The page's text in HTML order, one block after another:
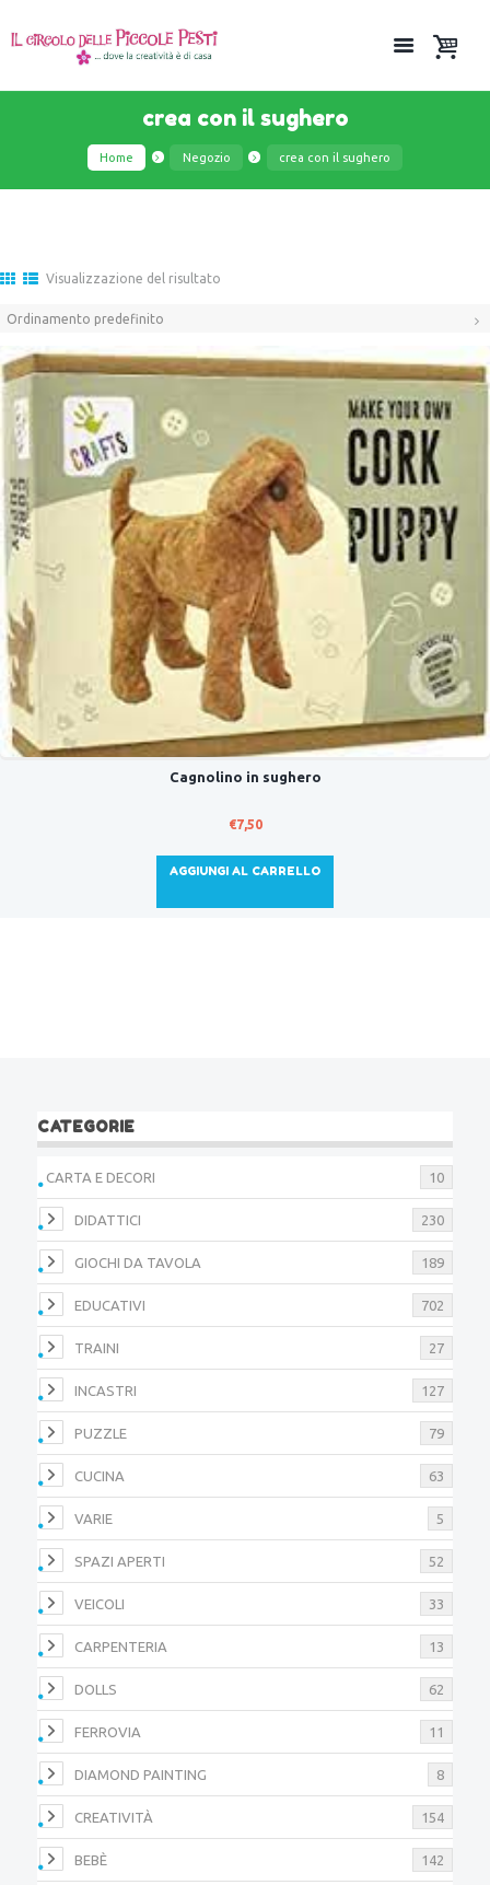
crea con il sughero
Home Negozio crea con il sughero
Visualizzazione del risultato
Cagnolino in sughero
€7,50
AGGIUNGI AL CARRELLO
CATEGORIE
CARTA E DECORI 10
DIDATTICI 230
GIOCHI DA TAVOLA 189
EDUCATIVI 702
TRAINI 27
INCASTRI 127
PUZZLE 79
CUCINA 63
VARIE 5
SPAZI APERTI 52
VEICOLI 33
CARPENTERIA 13
DOLLS 62
FERROVIA 11
DIAMOND PAINTING 8
CREATIVITÀ 154
BEBÈ 142